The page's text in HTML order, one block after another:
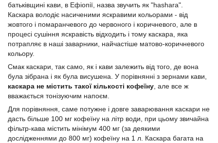
батьківщині кави, в Ефіопії, назва звучить як "hashara".
Каскара володіє насиченими яскравими кольорами - від
жовтого і помаранчевого до червоного і коричневого, але в
процесі сушіння яскравість відходить і тому каскара, яка
потрапляє в наші заварники, найчастіше матово-коричневого
кольору.
Смак каскари, так само, як і кави залежить від того, де вона
була зібрана і як була висушена. У порівнянні з зернами кави,
каскара не містить такої кількості кофеїну, але все ж
вважається тонізуючим напоєм.
Для порівняння, саме потужне і довге заварювання каскари не
дасть більше 100 мг кофеїну на літр води, при цьому звичайна
фільтр-кава містить мінімум 400 мг (за деякими
дослідженнями до 800 мг) кофеїну на 1 л. Каскара багата на